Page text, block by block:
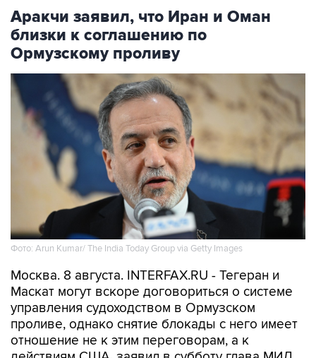
Аракчи заявил, что Иран и Оман
близки к соглашению по
Ормузскому проливу
Фото: Arun Kumar/ The India Today Group via Getty Images
Москва. 8 августа. INTERFAX.RU - Тегеран и
Маскат могут вскоре договориться о системе
управления судоходством в Ормузском
проливе, однако снятие блокады с него имеет
отношение не к этим переговорам, а к